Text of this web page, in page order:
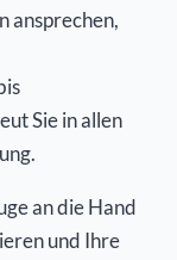
ansprechen,
Sie in allen
an die Hand
und Ihre